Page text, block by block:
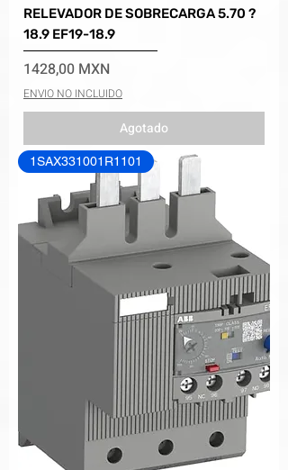
RELEVADOR DE SOBRECARGA 5.70 ?
18.9 EF19-18.9
Precio
1428,00 MXN
ENVIO NO INCLUIDO
Agotado
1SAX331001R1101